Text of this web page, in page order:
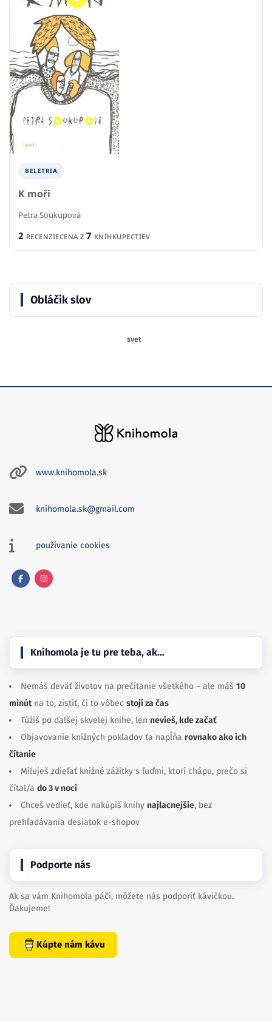
BELETRIA
K moři
Petra Soukupová
2 RECENZIECENA Z 7 KNÍHKUPECTIEV
Obláčik slov
svet
www.knihomola.sk
knihomola.sk@gmail.com
používanie cookies
Knihomola je tu pre teba, ak…
Nemáš deväť životov na prečítanie všetkého – ale máš 10
minútna to, zistiť, či to vôbec stojí za čas
Túžiš po ďalšej skvelej knihe, len nevieš, kde začať
Objavovanie knižných pokladov ťa napĺňa rovnako ako ich
čítanie
Miluješ zdieľať knižné zážitky s ľuďmi, ktorí chápu, prečo si
čítal/a do 3 v noci
Chceš vedieť, kde nakúpiš knihy najlacnejšie, bez
prehľadávania desiatok e-shopov
Podporte nás
Ak sa vám Knihomola páči, môžete nás podporiť kávičkou.
Ďakujeme!
Kúpte nám kávu